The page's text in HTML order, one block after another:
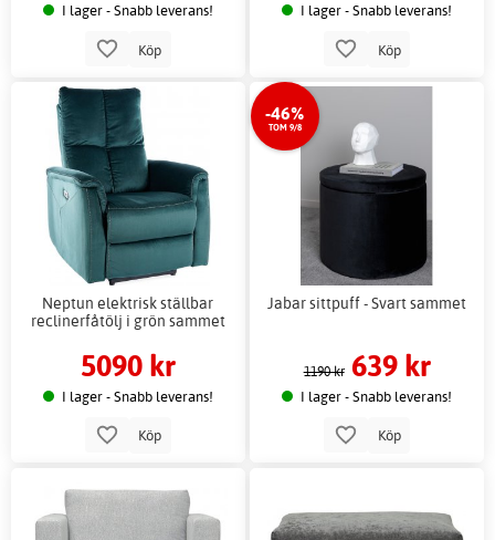
I lager - Snabb leverans!
Köp
I lager - Snabb leverans!
Köp
Neptun elektrisk ställbar
reclinerfåtölj i grön sammet
5090 kr
I lager - Snabb leverans!
Köp
-46%
TOM 9/8
Jabar sittpuff - Svart sammet
1190 kr 639 kr
I lager - Snabb leverans!
Köp